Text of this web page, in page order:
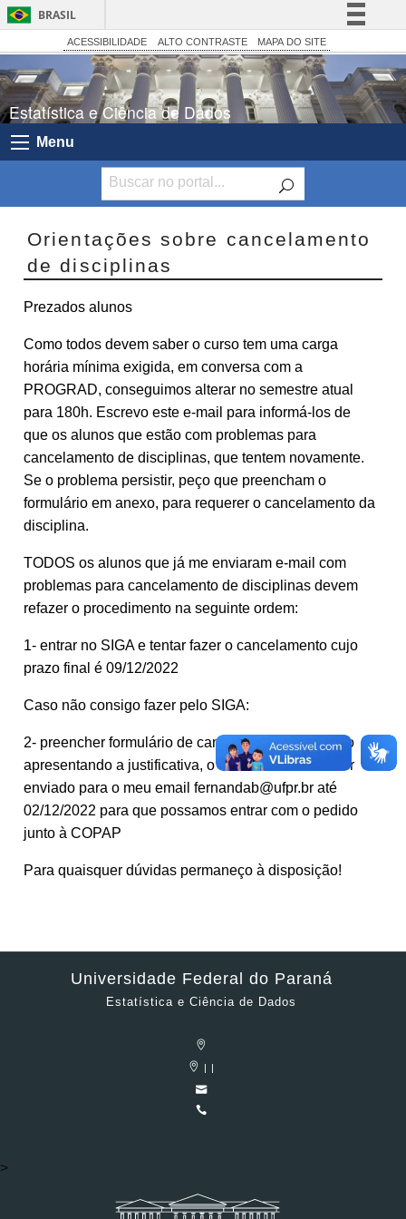
BRASIL
Simplifique!
Comunica BR
Participe
Acesso à informação
Canais
ACESSIBILIDADE ALTO CONTRASTE MAPA DO SITE
Estatística e Ciência de Dados
Menu
Orientações sobre cancelamento
de disciplinas
Prezados alunos
Como todos devem saber o curso tem uma carga
horária mínima exigida, em conversa com a
PROGRAD, conseguimos alterar no semestre atual
para 180h. Escrevo este e-mail para informá-los de
que os alunos que estão com problemas para
cancelamento de disciplinas, que tentem novamente.
Se o problema persistir, peço que preencham o
formulário em anexo, para requerer o cancelamento da
disciplina.
TODOS os alunos que já me enviaram e-mail com
problemas para cancelamento de disciplinas devem
refazer o procedimento na seguinte ordem:
1- entrar no SIGA e tentar fazer o cancelamento cujo
prazo final é 09/12/2022
Caso não consigo fazer pelo SIGA:
2- preencher formulário de cancelamento em anexo
apresentando a justificativa, o formulário deverá ser
enviado para o meu email fernandab@ufpr.br até
02/12/2022 para que possamos entrar com o pedido
junto à COPAP
Para quaisquer dúvidas permaneço à disposição!
Universidade Federal do Paraná
Estatística e Ciência de Dados
>